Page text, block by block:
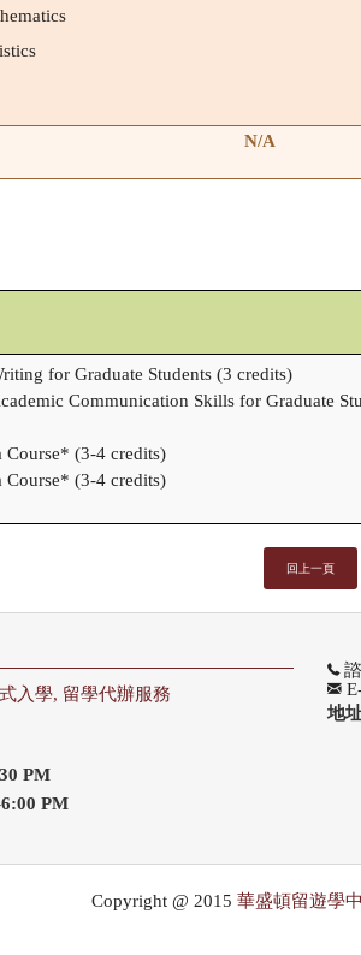
N/A
for Graduate Students (3 credits)
Communication Skills for Graduate
Course* (3-4 credits)
Course* (3-4 credits)
回上一頁
入學, 留學代辦服務
PM
PM
地
Copyright @ 2015 華盛頓留遊學